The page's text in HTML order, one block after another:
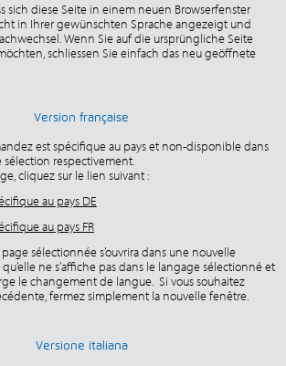
sich diese Seite in einem neuen Browserfenster
in Ihrer gewünschten Sprache angezeigt und
Wenn Sie auf die ursprüngliche Seite
schliessen Sie einfach das neu geöffnete
Version française
est spécifique au pays et non-disponible dans
sélection respectivement.
cliquez sur le lien suivant :
au pays DE
au pays FR
sélectionnée s’ouvrira dans une nouvelle
ne s’affiche pas dans le langage sélectionné et
le changement de langue. Si vous souhaitez
fermez simplement la nouvelle fenêtre.
Versione italiana